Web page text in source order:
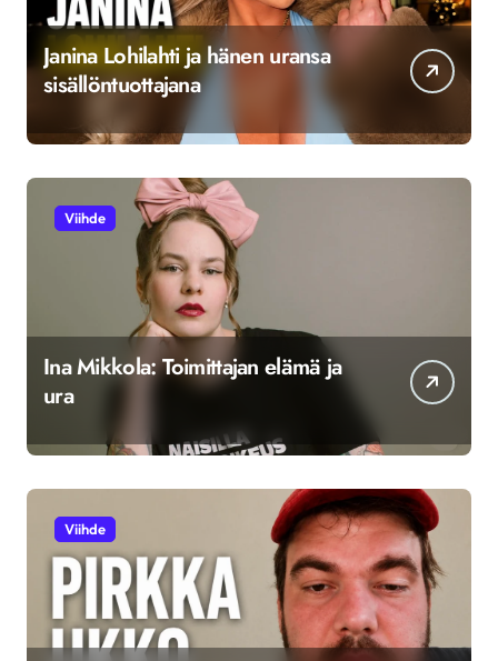
Janina Lohilahti ja hänen uransa
sisällöntuottajana
Viihde
Ina Mikkola: Toimittajan elämä ja
ura
Viihde